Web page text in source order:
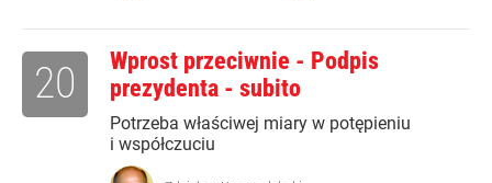
Wprost przeciwnie - Podpis
prezydenta - subito
Potrzeba właściwej miary w potępieniu
i współczuciu
20